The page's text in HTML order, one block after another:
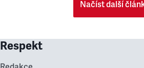
Načíst další
Respekt